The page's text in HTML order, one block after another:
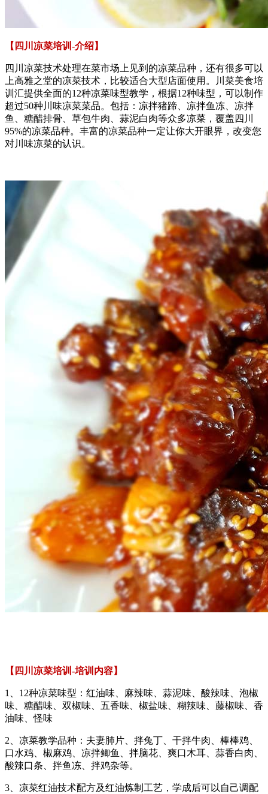
【四川凉菜培训-介绍】
四川凉菜技术处理在菜市场上见到的凉菜品种，还有很多可以
上高雅之堂的凉菜技术，比较适合大型店面使用。川菜美食培
训汇提供全面的12种凉菜味型教学，根据12种味型，可以制作
超过50种川味凉菜菜品。包括：凉拌猪蹄、凉拌鱼冻、凉拌
鱼、糖醋排骨、草包牛肉、蒜泥白肉等众多凉菜，覆盖四川
95%的凉菜品种。丰富的凉菜品种一定让你大开眼界，改变您
对川味凉菜的认识。
【四川凉菜培训-培训内容】
1、12种凉菜味型：红油味、麻辣味、蒜泥味、酸辣味、泡椒
味、糖醋味、双椒味、五香味、椒盐味、糊辣味、藤椒味、香
油味、怪味
2、凉菜教学品种：夫妻肺片、拌兔丁、干拌牛肉、棒棒鸡、
口水鸡、椒麻鸡、凉拌鲫鱼、拌脑花、爽口木耳、蒜香白肉、
酸辣口条、拌鱼冻、拌鸡杂等。
3、凉菜红油技术配方及红油炼制工艺，学成后可以自己调配